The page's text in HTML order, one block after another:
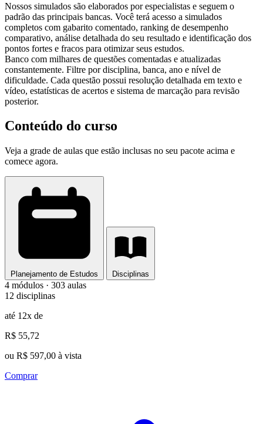
Nossos simulados são elaborados por especialistas e seguem o
padrão das principais bancas. Você terá acesso a simulados
completos com gabarito comentado, ranking de desempenho
comparativo, análise detalhada do seu resultado e identificação dos
pontos fortes e fracos para otimizar seus estudos.
Banco com milhares de questões comentadas e atualizadas
constantemente. Filtre por disciplina, banca, ano e nível de
dificuldade. Cada questão possui resolução detalhada em texto e
vídeo, estatísticas de acertos e sistema de marcação para revisão
posterior.
Conteúdo do curso
Veja a grade de aulas que estão inclusas no seu pacote acima e
comece agora.
Planejamento de Estudos Disciplinas
4 módulos · 303 aulas
12 disciplinas
até 12x de
R$ 55,72
ou R$ 597,00 à vista
Comprar